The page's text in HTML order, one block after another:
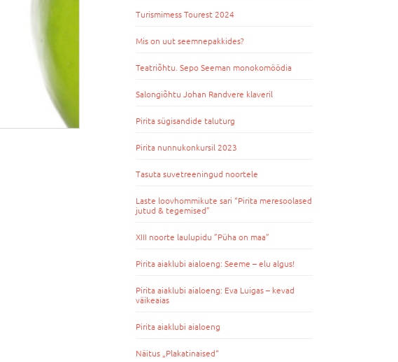
Turismimess Tourest 2024
Mis on uut seemnepakkides?
Teatriõhtu. Sepo Seeman monokomöödia
Salongiõhtu Johan Randvere klaveril
Pirita sügisandide taluturg
Pirita nunnukonkursil 2023
Tasuta suvetreeningud noortele
Laste loovhommikute sari “Pirita meresoolased
jutud & tegemised”
XIII noorte laulupidu ”Püha on maa”
Pirita aiaklubi aialoeng: Seeme – elu algus!
Pirita aiaklubi aialoeng: Eva Luigas – kevad
väikeaias
Pirita aiaklubi aialoeng
Näitus „Plakatinaised“